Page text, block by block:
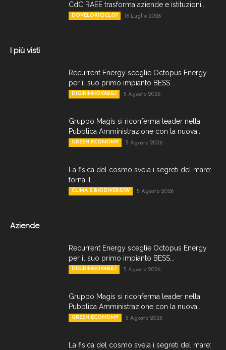
CdC RAEE trasforma aziende e istituzioni...
DOVELORICICLO? 16 Luglio 2026
I più visti
Recurrent Energy sceglie Octopus Energy
per il suo primo impianto BESS...
DIGIRINNOVABILI 5 Agosto 2026
Gruppo Magis si riconferma leader nella
Pubblica Amministrazione con la nuova...
GREEN ECONOMY 5 Agosto 2026
La fisica del cosmo svela i segreti del mare:
torna il...
CLIMA E BIODIVERSITA' 5 Agosto 2026
Aziende
Recurrent Energy sceglie Octopus Energy
per il suo primo impianto BESS...
DIGIRINNOVABILI 5 Agosto 2026
Gruppo Magis si riconferma leader nella
Pubblica Amministrazione con la nuova...
GREEN ECONOMY 5 Agosto 2026
La fisica del cosmo svela i segreti del mare: